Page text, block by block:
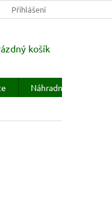
PRODÁVANÉ ZNAČKY
Přihlášení
košík
Náhradní díly